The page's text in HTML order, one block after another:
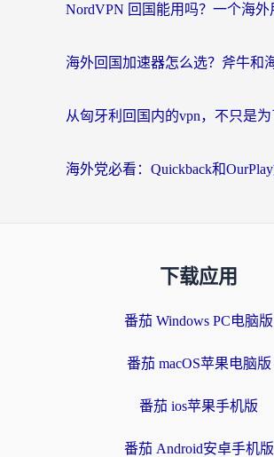
下载应用
番茄 Windows PC电脑版
番茄 macOS苹果电脑版
番茄 ios苹果手机版
番茄 Android安卓手机版